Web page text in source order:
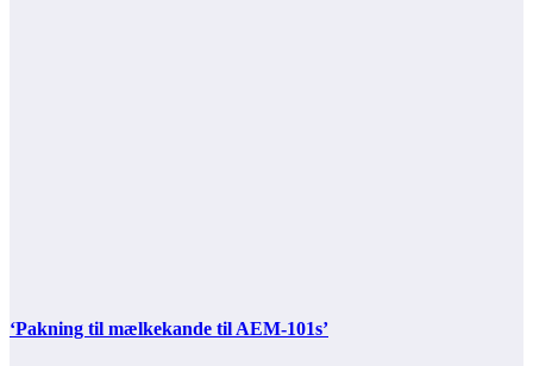
‘Pakning til mælkekande til AEM-101s’